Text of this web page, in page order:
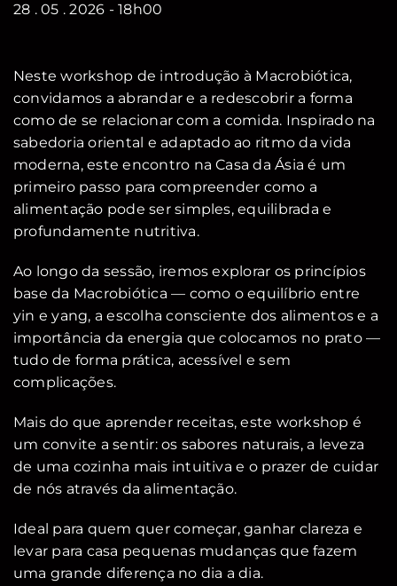
28 . 05 . 2026 - 18h00
Neste workshop de introdução à Macrobiótica,
convidamos a abrandar e a redescobrir a forma
como de se relacionar com a comida. Inspirado na
sabedoria oriental e adaptado ao ritmo da vida
moderna, este encontro na Casa da Ásia é um
primeiro passo para compreender como a
alimentação pode ser simples, equilibrada e
profundamente nutritiva.
Ao longo da sessão, iremos explorar os princípios
base da Macrobiótica — como o equilíbrio entre
yin e yang, a escolha consciente dos alimentos e a
importância da energia que colocamos no prato —
tudo de forma prática, acessível e sem
complicações.
Mais do que aprender receitas, este workshop é
um convite a sentir: os sabores naturais, a leveza
de uma cozinha mais intuitiva e o prazer de cuidar
de nós através da alimentação.
Ideal para quem quer começar, ganhar clareza e
levar para casa pequenas mudanças que fazem
uma grande diferença no dia a dia.